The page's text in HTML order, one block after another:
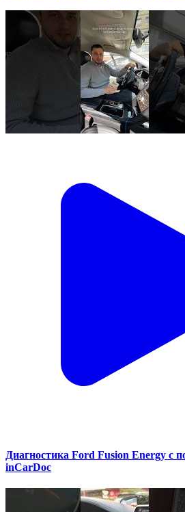
Диагностика Ford Fusion Energy с
inCarDoc